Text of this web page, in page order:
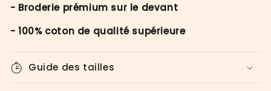
- Broderie prémium sur le devant
- 100% coton de qualité supérieure
Guide des tailles